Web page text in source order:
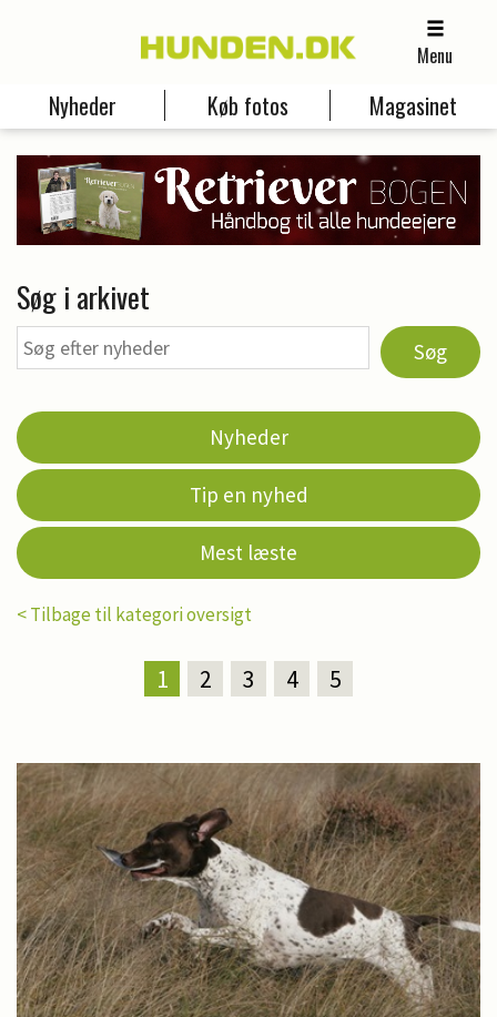
Menu
Nyheder Køb fotos Magasinet
Søg i arkivet
Søg
Nyheder
Tip en nyhed
Mest læste
< Tilbage til kategori oversigt
1 2 3 4 5